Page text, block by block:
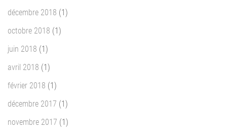
décembre 2018 (1)
octobre 2018 (1)
juin 2018 (1)
avril 2018 (1)
février 2018 (1)
décembre 2017 (1)
novembre 2017 (1)